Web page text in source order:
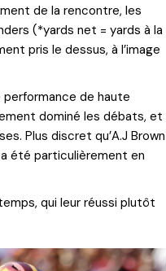
de la rencontre, les
(*yards net = yards à la
pris le dessus, à l’image
performance de haute
dominé les débats, et
Plus discret qu’A.J Brown
été particulièrement en
qui leur réussi plutôt